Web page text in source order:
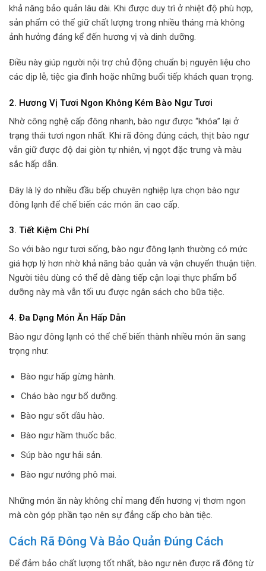
khả năng bảo quản lâu dài. Khi được duy trì ở nhiệt độ phù hợp,
sản phẩm có thể giữ chất lượng trong nhiều tháng mà không
ảnh hưởng đáng kể đến hương vị và dinh dưỡng.
Điều này giúp người nội trợ chủ động chuẩn bị nguyên liệu cho
các dịp lễ, tiệc gia đình hoặc những buổi tiếp khách quan trọng.
2. Hương Vị Tươi Ngon Không Kém Bào Ngư Tươi
Nhờ công nghệ cấp đông nhanh, bào ngư được “khóa” lại ở
trạng thái tươi ngon nhất. Khi rã đông đúng cách, thịt bào ngư
vẫn giữ được độ dai giòn tự nhiên, vị ngọt đặc trưng và màu
sắc hấp dẫn.
Đây là lý do nhiều đầu bếp chuyên nghiệp lựa chọn bào ngư
đông lạnh để chế biến các món ăn cao cấp.
3. Tiết Kiệm Chi Phí
So với bào ngư tươi sống, bào ngư đông lạnh thường có mức
giá hợp lý hơn nhờ khả năng bảo quản và vận chuyển thuận tiện.
Người tiêu dùng có thể dễ dàng tiếp cận loại thực phẩm bổ
dưỡng này mà vẫn tối ưu được ngân sách cho bữa tiệc.
4. Đa Dạng Món Ăn Hấp Dẫn
Bào ngư đông lạnh có thể chế biến thành nhiều món ăn sang
trọng như:
Bào ngư hấp gừng hành.
Cháo bào ngư bổ dưỡng.
Bào ngư sốt dầu hào.
Bào ngư hầm thuốc bắc.
Súp bào ngư hải sản.
Bào ngư nướng phô mai.
Những món ăn này không chỉ mang đến hương vị thơm ngon
mà còn góp phần tạo nên sự đẳng cấp cho bàn tiệc.
Cách Rã Đông Và Bảo Quản Đúng Cách
Để đảm bảo chất lượng tốt nhất, bào ngư nên được rã đông từ